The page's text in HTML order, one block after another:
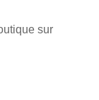
sur